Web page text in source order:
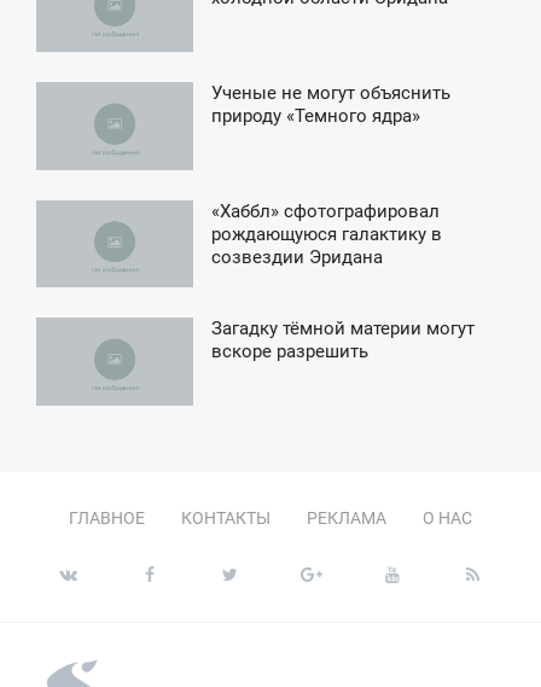
Ученые не могут объяснить
природу «Темного ядра»
«Хаббл» сфотографировал
рождающуюся галактику в
созвездии Эридана
Загадку тёмной материи могут
вскоре разрешить
ГЛАВНОЕ КОНТАКТЫ РЕКЛАМА О НАС